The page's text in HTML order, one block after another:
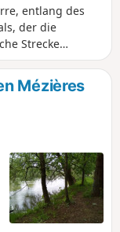
entlang des
der die
Strecke
Sowohl
die dem Alltag
Kosten.
der Maas
Mézières und
Mézières